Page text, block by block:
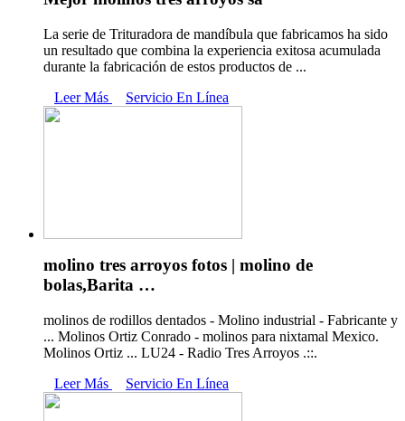
La serie de Trituradora de mandíbula que fabricamos ha sido
un resultado que combina la experiencia exitosa acumulada
durante la fabricación de estos productos de ...
Leer Más
Servicio En Línea
molino tres arroyos fotos | molino de
bolas,Barita …
molinos de rodillos dentados - Molino industrial - Fabricante y
... Molinos Ortiz Conrado - molinos para nixtamal Mexico.
Molinos Ortiz ... LU24 - Radio Tres Arroyos .::.
Leer Más
Servicio En Línea